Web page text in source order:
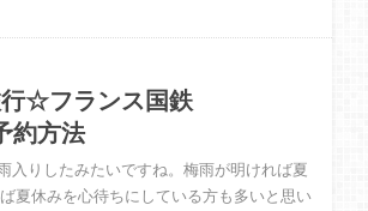
☆フランス国鉄
約方法
入りしたみたいですね。梅雨が明ければ夏
夏休みを心待ちにしている方も多いと思い